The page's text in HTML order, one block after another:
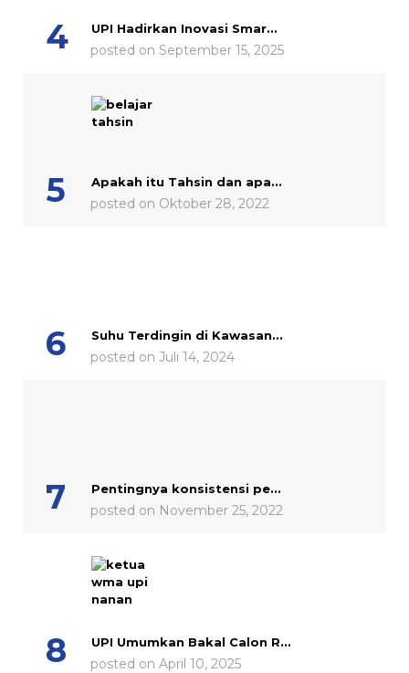
UPI Hadirkan Inovasi Smar...
posted on September 15, 2025
Apakah itu Tahsin dan apa...
posted on Oktober 28, 2022
Suhu Terdingin di Kawasan...
posted on Juli 14, 2024
Pentingnya konsistensi pe...
posted on November 25, 2022
UPI Umumkan Bakal Calon R...
posted on April 10, 2025